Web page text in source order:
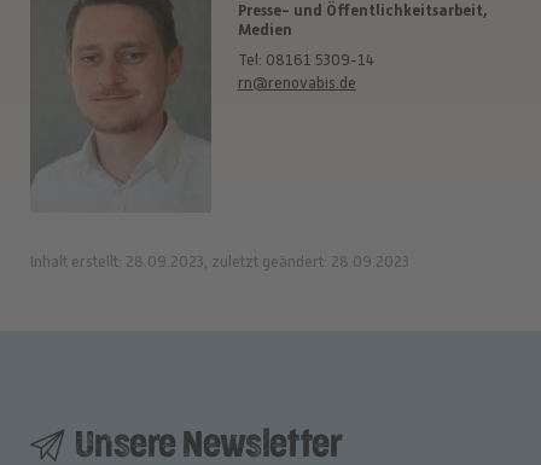
Presse- und Öffentlichkeitsarbeit,
Medien
Tel: 08161 5309-14
rn@renovabis.de
Inhalt erstellt: 28.09.2023, zuletzt geändert: 28.09.2023
Unsere Newsletter